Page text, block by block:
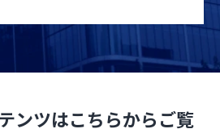
ンツはこちらからご覧